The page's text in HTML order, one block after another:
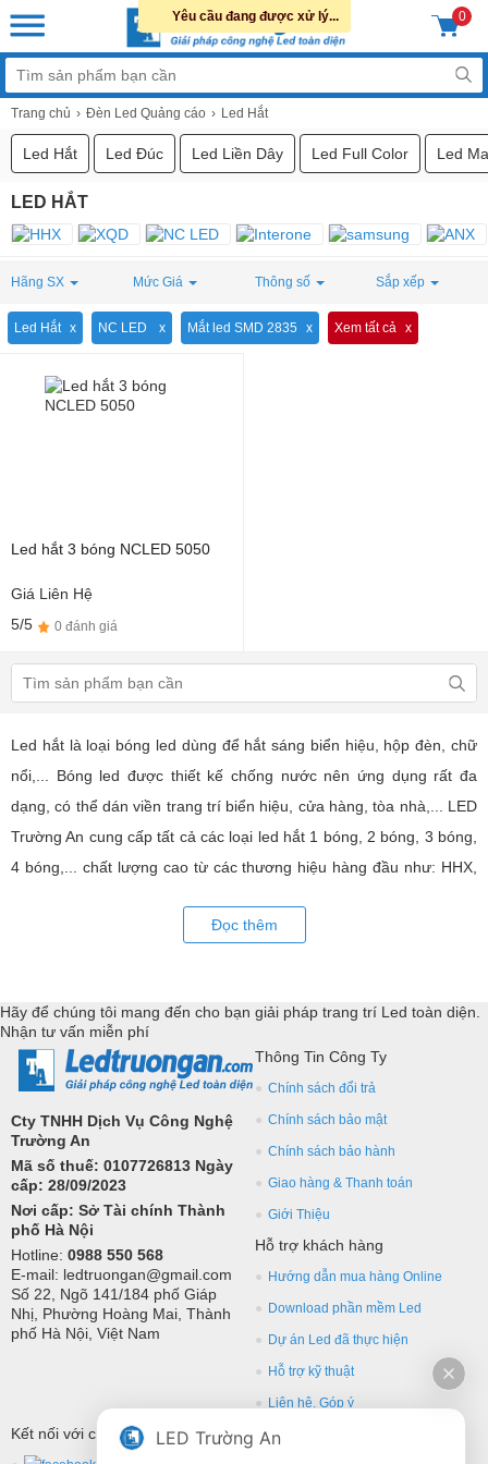
0
Trang chủ Đèn Led Quảng cáo Led Hắt
Led Hắt Led Đúc Led Liền Dây Led Full Color Led
LED HẮT
Hãng SX Mức Giá Thông số Sắp xếp
Led Hắt NC LED Mắt led SMD 2835 Xem tất cả
Led hắt 3 bóng NCLED 5050
Giá Liên Hệ
5/5
0 đánh giá
Led hắt là loại bóng led dùng để hắt sáng biển hiệu, hộp đèn, chữ
nổi,... Bóng led được thiết kế chống nước nên ứng dụng rất đa
dạng, có thể dán viền trang trí biển hiệu, cửa hàng, tòa nhà,... LED
Trường An cung cấp tất cả các loại led hắt 1 bóng, 2 bóng, 3 bóng,
4 bóng,... chất lượng cao từ các thương hiệu hàng đầu như: HHX,
sâu cho các ững dụng trang trí led.
Đọc thêm
Hãy để chúng tôi mang đến cho bạn giải pháp trang trí Led toàn diện.
Nhận tư vấn miễn phí
Cty TNHH Dịch Vụ Công Nghệ
Trường An
Mã số thuế: 0107726813 Ngày
cấp: 28/09/2023
Nơi cấp: Sở Tài chính Thành
phố Hà Nội
Hotline: 0988 550 568
E-mail: ledtruongan@gmail.com
Số 22, Ngõ 141/184 phố Giáp
Nhị, Phường Hoàng Mai, Thành
phố Hà Nội, Việt Nam
Thông Tin Công Ty
Chính sách đổi trả
Chính sách bảo mật
Chính sách bảo hành
Giao hàng & Thanh toán
Giới Thiệu
Hỗ trợ khách hàng
Hướng dẫn mua hàng Online
Download phần mềm Led
Dự án Led đã thực hiện
Hỗ trợ kỹ thuật
Liên hệ, Góp ý
Kết nối với chúng tôi
Yêu cầu đang được xử lý...
LED Trường An